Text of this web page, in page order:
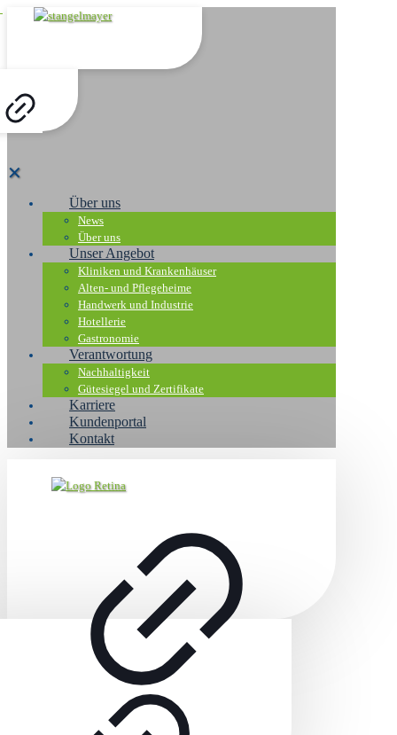
✕
Über uns
News
Über uns
Unser Angebot
Kliniken und Krankenhäuser
Alten- und Pflegeheime
Handwerk und Industrie
Hotellerie
Gastronomie
Verantwortung
Nachhaltigkeit
Gütesiegel und Zertifikate
Karriere
Kundenportal
Kontakt